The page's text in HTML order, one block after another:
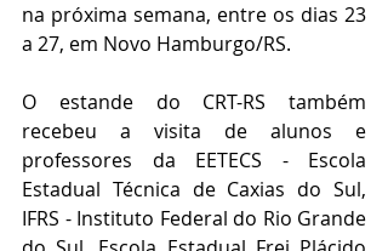
na próxima semana, entre os dias 23
a 27, em Novo Hamburgo/RS.
O estande do CRT-RS também
recebeu a visita de alunos e
professores da EETECS - Escola
Estadual Técnica de Caxias do Sul,
IFRS - Instituto Federal do Rio Grande